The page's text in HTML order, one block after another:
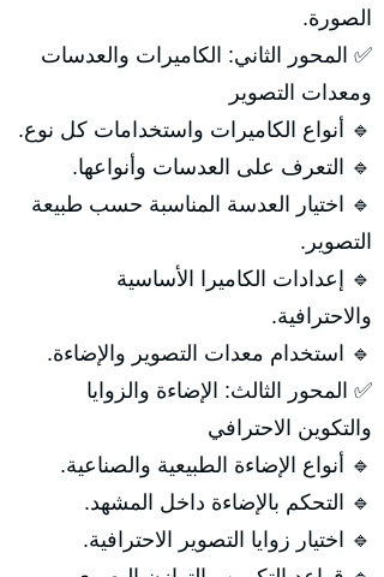
الصورة.
✅ المحور الثاني: الكاميرات والعدسات
ومعدات التصوير
🔹 أنواع الكاميرات واستخدامات كل نوع.
🔹 التعرف على العدسات وأنواعها.
🔹 اختيار العدسة المناسبة حسب طبيعة
التصوير.
🔹 إعدادات الكاميرا الأساسية
والاحترافية.
🔹 استخدام معدات التصوير والإضاءة.
✅ المحور الثالث: الإضاءة والزوايا
والتكوين الاحترافي
🔹 أنواع الإضاءة الطبيعية والصناعية.
🔹 التحكم بالإضاءة داخل المشهد.
🔹 اختيار زوايا التصوير الاحترافية.